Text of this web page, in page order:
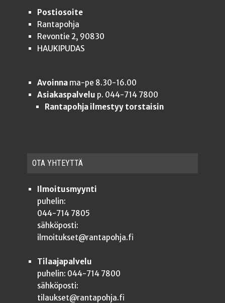
Postiosoite
Rantapohja
Revontie 2, 90830
HAUKIPUDAS
Avoinnama-pe 8.30-16.00
Asiakaspalvelu p. 044-714 7800
Rantapohja ilmestyy torstaisin
OTA YHTEYT­TÄ
Ilmoitusmyynti
puhelin:
044-714 7805
sähköposti:
ilmoitukset@rantapohja.fi
Tilaajapalvelu
puhelin: 044-714 7800
sähköposti:
tilaukset@rantapohja.fi